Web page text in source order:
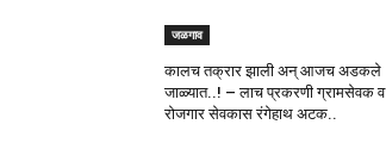
जळगाव
कालच तक्रार झाली अन् आजच अडकले
जाळ्यात..! – लाच प्रकरणी ग्रामसेवक व
रोजगार सेवकास रंगेहाथ अटक..